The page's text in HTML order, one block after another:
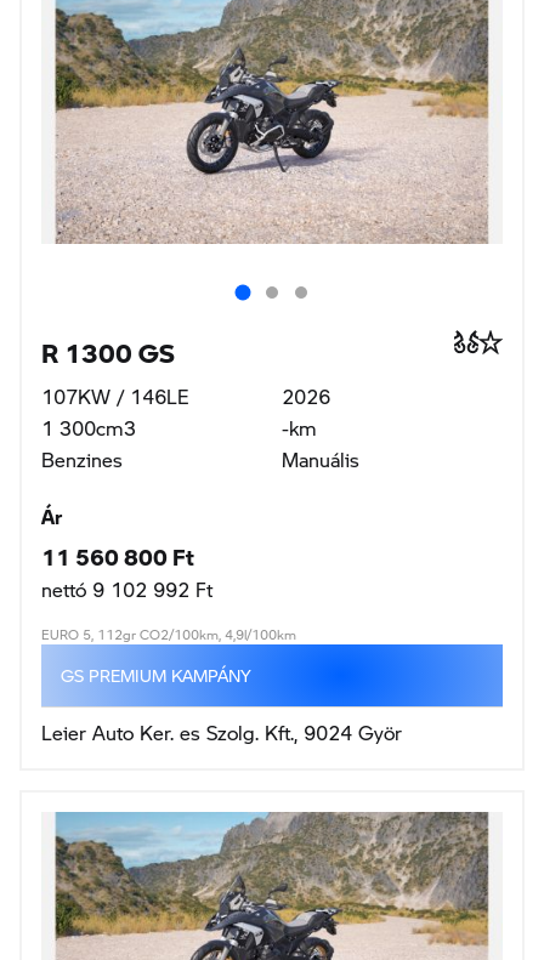
EURO 5, 112gr CO2/100km, 4,9l/100km
GS PREMIUM KAMPÁNY
Leier Auto Ker. es Szolg. Kft., 9024 Györ
R 1300 GS
107KW / 146LE
1 300cm3
Benzines
Ár
11 751 400 Ft
nettó 9 253 071 Ft
GS PREMIUM KAMPÁNY
Leier Auto Ker. es Szolg. Kft., 9024 Györ